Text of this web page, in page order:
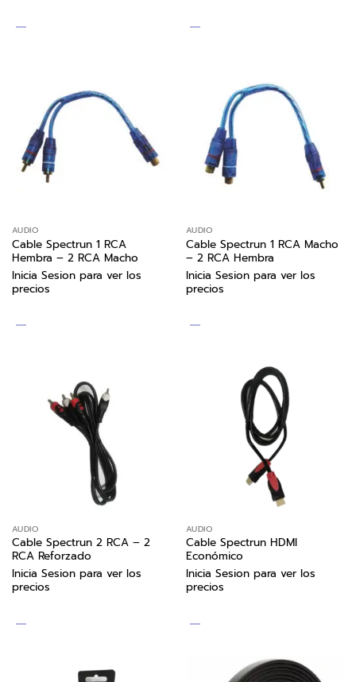
AUDIO
Cable Spectrun 1 RCA
Hembra – 2 RCA Macho
Inicia Sesion para ver los
precios
AUDIO
Cable Spectrun 1 RCA Macho
– 2 RCA Hembra
Inicia Sesion para ver los
precios
AUDIO
Cable Spectrun 2 RCA – 2
RCA Reforzado
Inicia Sesion para ver los
precios
AUDIO
Cable Spectrun HDMI
Económico
Inicia Sesion para ver los
precios